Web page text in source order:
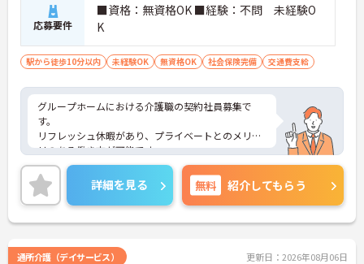
応募要件
■資格：無資格OK ■経験：不問 未経験O
K
駅から徒歩10分以内 未経験OK 無資格OK 社会保険完備 交通費支給
グループホームにおける介護職の契約社員募集で
す。
リフレッシュ休暇があり、プライベートとのメリハ
リのある働き方が可能です。
また研修制度や正社員登用制度もあり働きながらス
キルアップが目指せる環境です。
ご興味のある方には、面接対策ポイントなど、さら
に詳細をご案内しますのでお気軽にご相談くださ
い！
詳細を見る 無料 紹介してもらう
通所介護（デイサービス） 更新日：2026年08月06日